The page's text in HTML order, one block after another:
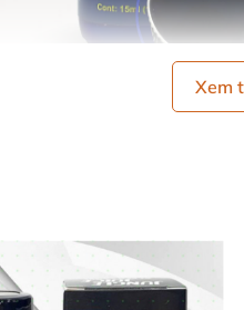
sau khi ngửi
không đau rát, giúpquá
tốt hơn, kéo dài thời
Xem